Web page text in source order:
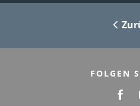
FOLGEN